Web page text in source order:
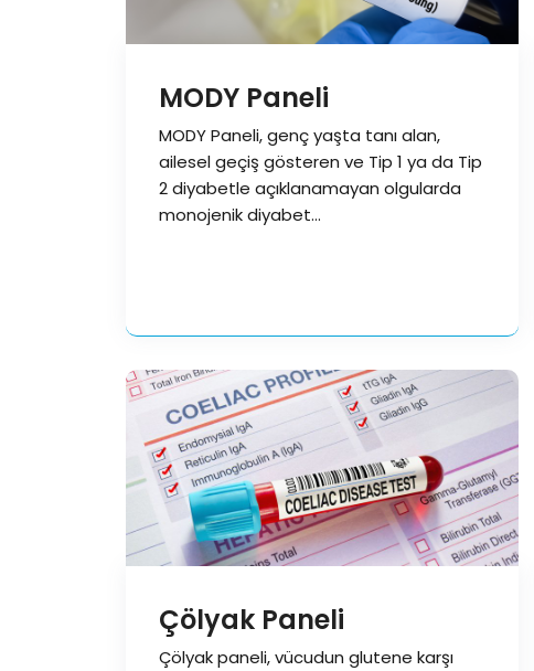
MODY Paneli
MODY Paneli, genç yaşta tanı alan,
ailesel geçiş gösteren ve Tip 1 ya da Tip
2 diyabetle açıklanamayan olgularda
monojenik diyabet…
Çölyak Paneli
Çölyak paneli, vücudun glutene karşı